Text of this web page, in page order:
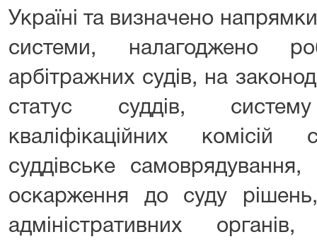
Україні та визначено
системи, налагоджено
арбітражних судів, на
статус суддів,
кваліфікаційних комісій
суддівське
оскарження до суду
адміністративних